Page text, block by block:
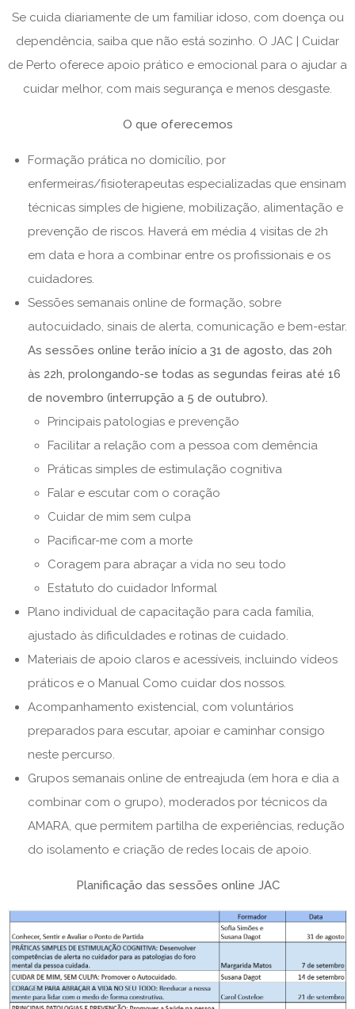
Se cuida diariamente de um familiar idoso, com doença ou
dependência, saiba que não está sozinho. O JAC | Cuidar
de Perto oferece apoio prático e emocional para o ajudar a
cuidar melhor, com mais segurança e menos desgaste.
O que oferecemos
Formação prática no domicílio, por
enfermeiras/fisioterapeutas especializadas que ensinam
técnicas simples de higiene, mobilização, alimentação e
prevenção de riscos. Haverá em média 4 visitas de 2h
em data e hora a combinar entre os profissionais e os
cuidadores.
Sessões semanais online de formação, sobre
autocuidado, sinais de alerta, comunicação e bem-estar.
As sessões online terão início a 31 de agosto, das 20h
às 22h, prolongando-se todas as segundas feiras até 16
de novembro (interrupção a 5 de outubro).
Principais patologias e prevenção
Facilitar a relação com a pessoa com demência
Práticas simples de estimulação cognitiva
Falar e escutar com o coração
Cuidar de mim sem culpa
Pacificar-me com a morte
Coragem para abraçar a vida no seu todo
Estatuto do cuidador Informal
Plano individual de capacitação para cada família,
ajustado às dificuldades e rotinas de cuidado.
Materiais de apoio claros e acessíveis, incluindo vídeos
práticos e o Manual Como cuidar dos nossos.
Acompanhamento existencial, com voluntários
preparados para escutar, apoiar e caminhar consigo
neste percurso.
Grupos semanais online de entreajuda (em hora e dia a
combinar com o grupo), moderados por técnicos da
AMARA, que permitem partilha de experiências, redução
do isolamento e criação de redes locais de apoio.
Planificação das sessões online JAC